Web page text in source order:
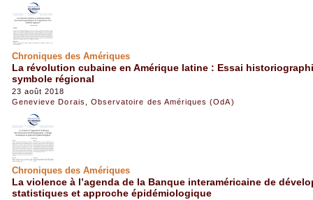
Chroniques des Amériques
La révolution cubaine en Amérique latine : Essai
symbole régional
23 août 2018
Genevieve Dorais
Observatoire des Amériques (OdA)
Chroniques des Amériques
La violence à l’agenda de la Banque interaméricaine de
statistiques et approche épidémiologique